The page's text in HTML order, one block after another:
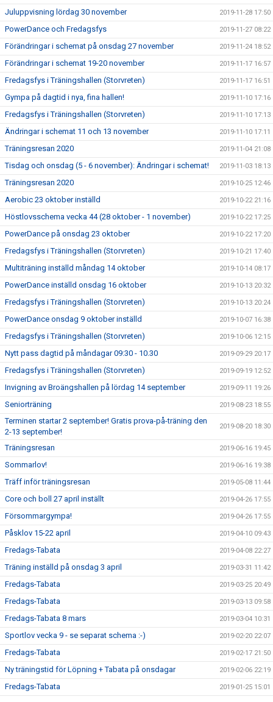
Juluppvisning lördag 30 november 2019-11-28 17:50
PowerDance och Fredagsfys 2019-11-27 08:22
Förändringar i schemat på onsdag 27 november 2019-11-24 18:52
Förändringar i schemat 19-20 november 2019-11-17 16:57
Fredagsfys i Träningshallen (Storvreten) 2019-11-17 16:51
Gympa på dagtid i nya, fina hallen! 2019-11-10 17:16
Fredagsfys i Träningshallen (Storvreten) 2019-11-10 17:13
Ändringar i schemat 11 och 13 november 2019-11-10 17:11
Träningsresan 2020 2019-11-04 21:08
Tisdag och onsdag (5 - 6 november): Ändringar i schemat! 2019-11-03 18:13
Träningsresan 2020 2019-10-25 12:46
Aerobic 23 oktober inställd 2019-10-22 21:16
Höstlovsschema vecka 44 (28 oktober - 1 november) 2019-10-22 17:25
PowerDance på onsdag 23 oktober 2019-10-22 17:20
Fredagsfys i Träningshallen (Storvreten) 2019-10-21 17:40
Multiträning inställd måndag 14 oktober 2019-10-14 08:17
PowerDance inställd onsdag 16 oktober 2019-10-13 20:32
Fredagsfys i Träningshallen (Storvreten) 2019-10-13 20:24
PowerDance onsdag 9 oktober inställd 2019-10-07 16:38
Fredagsfys i Träningshallen (Storvreten) 2019-10-06 12:15
Nytt pass dagtid på måndagar 09:30 - 10.30 2019-09-29 20:17
Fredagsfys i Träningshallen (Storvreten) 2019-09-19 12:52
Invigning av Broängshallen på lördag 14 september 2019-09-11 19:26
Seniorträning 2019-08-23 18:55
Terminen startar 2 september! Gratis prova-på-träning den
2-13 september!
2019-08-20 18:30
Träningsresan 2019-06-16 19:45
Sommarlov! 2019-06-16 19:38
Träff inför träningsresan 2019-05-08 11:44
Core och boll 27 april inställt 2019-04-26 17:55
Försommargympa! 2019-04-26 17:55
Påsklov 15-22 april 2019-04-10 09:43
Fredags-Tabata 2019-04-08 22:27
Träning inställd på onsdag 3 april 2019-03-31 11:42
Fredags-Tabata 2019-03-25 20:49
Fredags-Tabata 2019-03-13 09:58
Fredags-Tabata 8 mars 2019-03-04 10:31
Sportlov vecka 9 - se separat schema :-) 2019-02-20 22:07
Fredags-Tabata 2019-02-17 21:50
Ny träningstid för Löpning + Tabata på onsdagar 2019-02-06 22:19
Fredags-Tabata 2019-01-25 15:01